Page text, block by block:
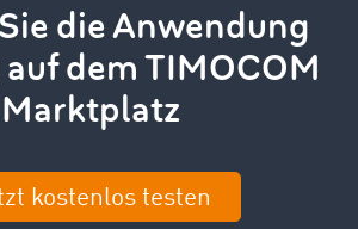
die Anwendung
dem TIMOCOM
Marktplatz
kostenlos testen